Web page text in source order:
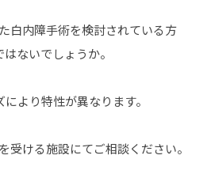
白内障手術を検討されている方
ないでしょうか。
より特性が異なります。
受ける施設にてご相談ください。